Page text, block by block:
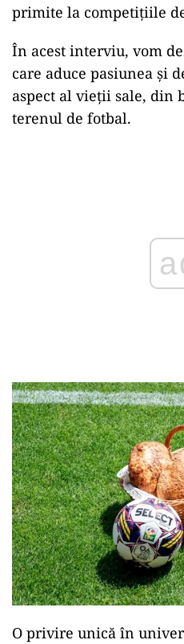
primite la competițiile
În acest interviu, vom
care aduce pasiunea și
aspect al vieții sale, din
terenul de fotbal.
O privire unică în